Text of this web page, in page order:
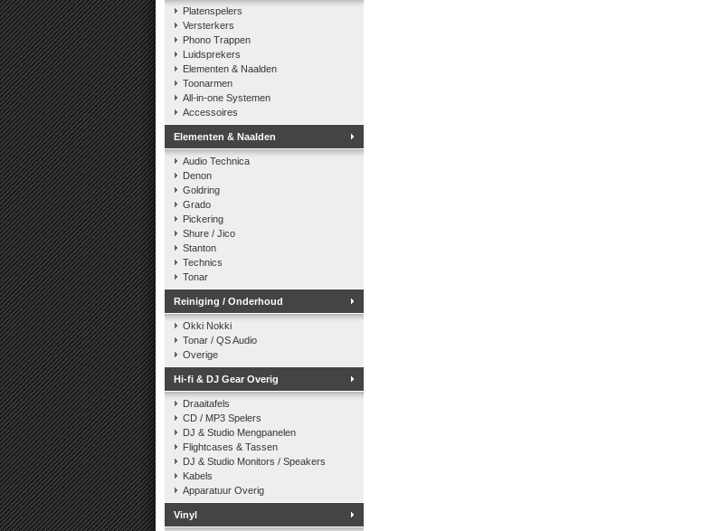
Platenspelers
Versterkers
Phono Trappen
Luidsprekers
Elementen & Naalden
Toonarmen
All-in-one Systemen
Accessoires
Elementen & Naalden
Audio Technica
Denon
Goldring
Grado
Pickering
Shure / Jico
Stanton
Technics
Tonar
Reiniging / Onderhoud
Okki Nokki
Tonar / QS Audio
Overige
Hi-fi & DJ Gear Overig
Draaitafels
CD / MP3 Spelers
DJ & Studio Mengpanelen
Flightcases & Tassen
DJ & Studio Monitors / Speakers
Kabels
Apparatuur Overig
Vinyl